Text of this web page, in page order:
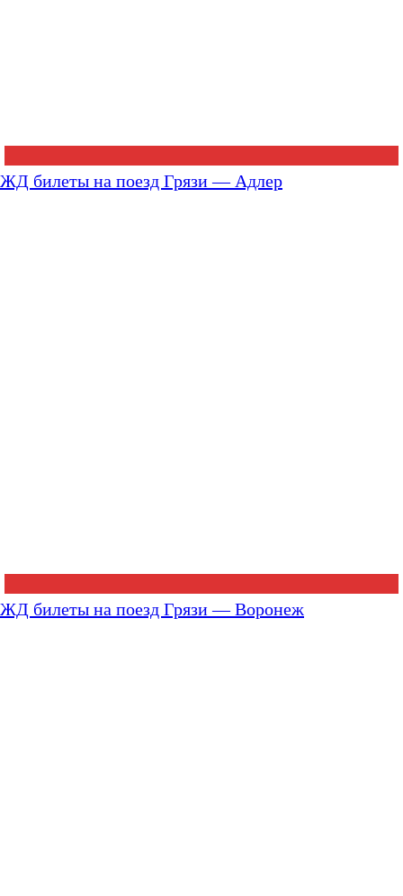
ЖД билеты на поезд Грязи — Адлер
ЖД билеты на поезд Грязи — Воронеж